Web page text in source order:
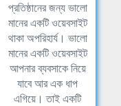
প্রতিষ্ঠানের জন্য ভালো
মানের একটি ওয়েবসাইট
থাকা অপরিহার্য। ভালো
মানের একটি ওয়েবসাইট
আপনার ব্যবসাকে নিয়ে
যাবে আর এক ধাপ
এগিয়ে। তাই একটি